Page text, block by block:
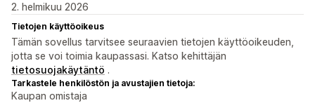
2. helmikuu 2026
Tietojen käyttöoikeus
Tämän sovellus tarvitsee seuraavien tietojen käyttöoikeuden,
jotta se voi toimia kaupassasi. Katso kehittäjän
tietosuojakäytäntö .
Tarkastele henkilöstön ja avustajien tietoja:
Kaupan omistaja